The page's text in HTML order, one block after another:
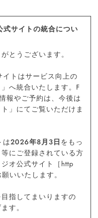
式サイトの統合につい
とうございます。
イトはサービス向上の
へ統合いたします。F
報やご予約は、今後は
」にてご覧いただけま
は2026年8月3日 をもっ
にご登録されている方
オ公式サイト［http
いいたします。
指してまいりますの
す。